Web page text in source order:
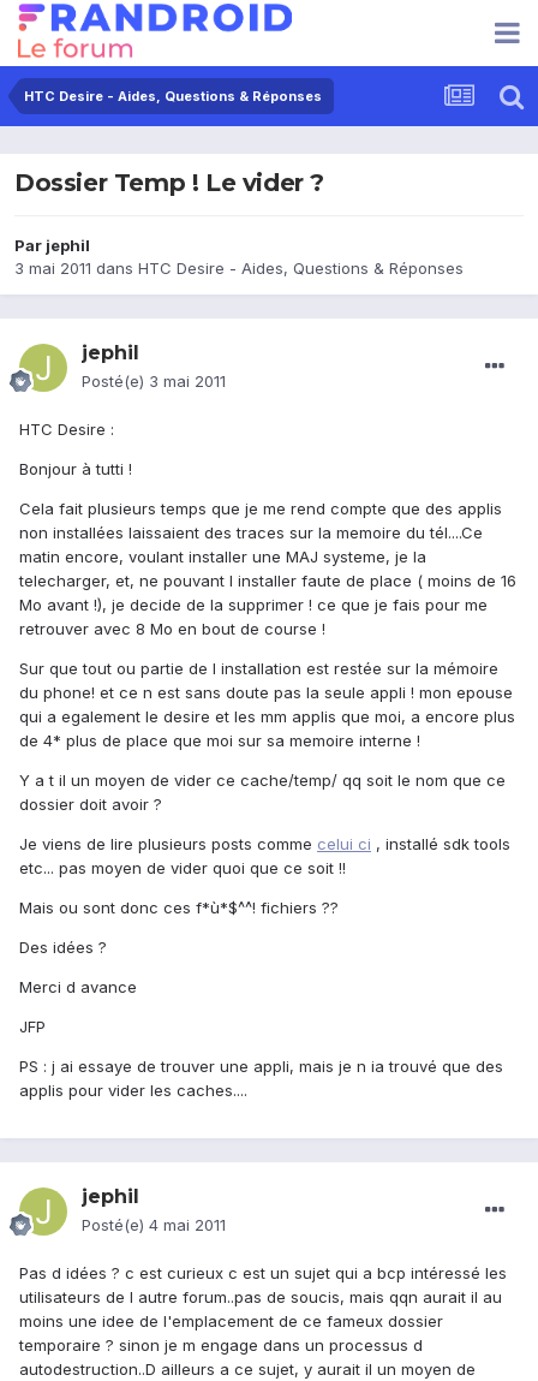
HTC Desire - Aides, Questions & Réponses
Dossier Temp ! Le vider ?
Par jephil
3 mai 2011 dans HTC Desire - Aides, Questions & Réponses
jephil
Posté(e) 3 mai 2011
HTC Desire :
Bonjour à tutti !
Cela fait plusieurs temps que je me rend compte que des applis
non installées laissaient des traces sur la memoire du tél....Ce
matin encore, voulant installer une MAJ systeme, je la
telecharger, et, ne pouvant l installer faute de place ( moins de 16
Mo avant !), je decide de la supprimer ! ce que je fais pour me
retrouver avec 8 Mo en bout de course !
Sur que tout ou partie de l installation est restée sur la mémoire
du phone! et ce n est sans doute pas la seule appli ! mon epouse
qui a egalement le desire et les mm applis que moi, a encore plus
de 4* plus de place que moi sur sa memoire interne !
Y a t il un moyen de vider ce cache/temp/ qq soit le nom que ce
dossier doit avoir ?
Je viens de lire plusieurs posts comme celui ci , installé sdk tools
etc... pas moyen de vider quoi que ce soit !!
Mais ou sont donc ces f*ù*$^^! fichiers ??
Des idées ?
Merci d avance
JFP
PS : j ai essaye de trouver une appli, mais je n ia trouvé que des
applis pour vider les caches....
jephil
Posté(e) 4 mai 2011
Pas d idées ? c est curieux c est un sujet qui a bcp intéressé les
utilisateurs de l autre forum..pas de soucis, mais qqn aurait il au
moins une idee de l'emplacement de ce fameux dossier
temporaire ? sinon je m engage dans un processus d
autodestruction..D ailleurs a ce sujet, y aurait il un moyen de